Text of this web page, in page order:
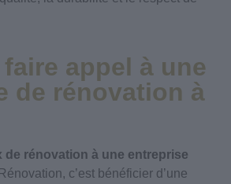
appel à une
de rénovation à
de rénovation à une entreprise
c’est bénéficier d’une